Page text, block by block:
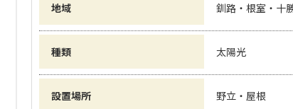
地域 釧路・根室・十
種類 太陽光
設置場所 野立・屋根